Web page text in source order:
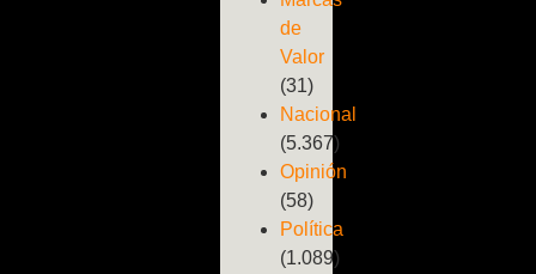
de
Valor
(31)
Nacional
(5.367)
Opinión
(58)
Política
(1.089)